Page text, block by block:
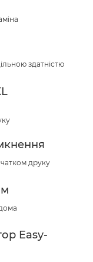
здатністю
друку
Easy-